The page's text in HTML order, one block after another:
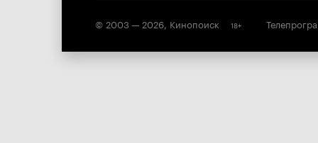
© 2003 — 2026, Кинопоиск 18+